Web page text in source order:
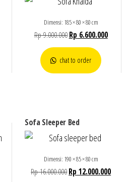
Dimensi: 185 × 80 × 80 cm
Rp9.000.000 Rp 6.600.000
chat to order
Sofa Sleeper Bed
Dimensi: 190 × 85 × 80 cm
Rp16.000.000Rp 12.000.000